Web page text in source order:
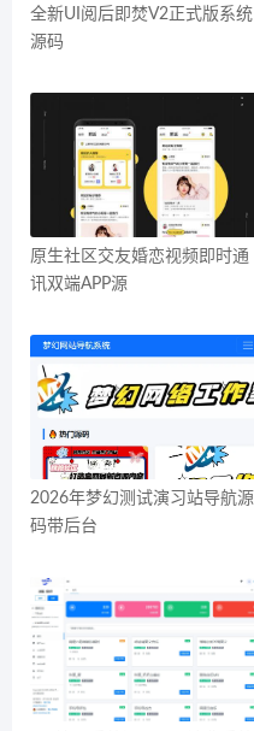
全新UI阅后即焚V2正式版系统
源码
原生社区交友婚恋视频即时通
讯双端APP源
2026年梦幻测试演习站导航源
码带后台